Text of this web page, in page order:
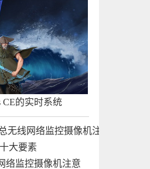
CE的实时系统
络监控摄像机注意